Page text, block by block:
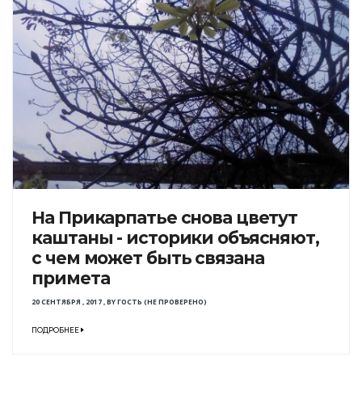
На Прикарпатье снова цветут
каштаны - историки объясняют,
с чем может быть связана
примета
20 СЕНТЯБРЯ , 2017,BYГОСТЬ (НЕ ПРОВЕРЕНО)
ПОДРОБНЕЕ